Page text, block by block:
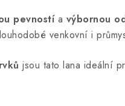
pevnostía výbornou
venkovní i
jsou tato lana ideální